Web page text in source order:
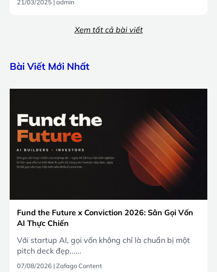
21/03/2025 admin
Xem tất cả bài viết
Bài Viết Mới Nhất
Fund the Future x Conviction 2026: Sân Gọi Vốn
AI Thực Chiến
Với startup AI, gọi vốn không chỉ là chuẩn bị một
pitch deck đẹp......
07/08/2026 |Zafago Content